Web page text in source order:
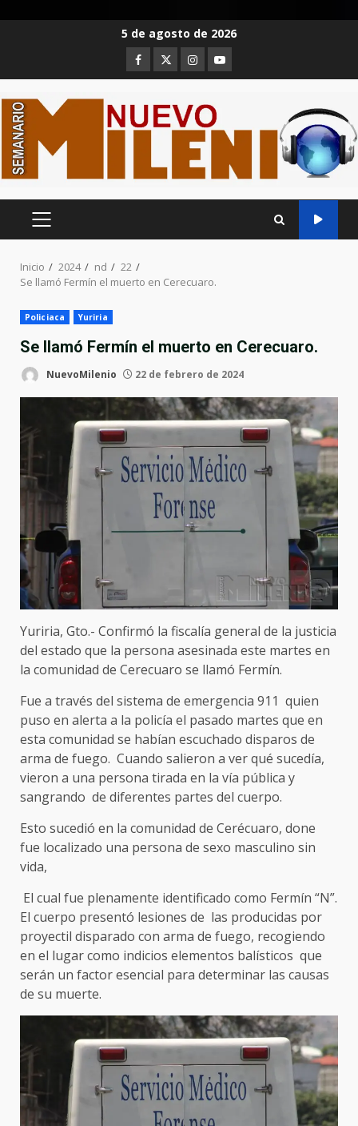
5 de agosto de 2026
Facebook
TwitterInstagram
Youtube
MENÚ
Inicio 2024 nd
22
Se llamó Fermín el muerto en Cerecuaro.
Policiaca Yuriria
Se llamó Fermín el muerto en Cerecuaro.
NuevoMilenio 22 de febrero de 2024
Yuriria, Gto.- Confirmó la fiscalía general de la justicia
del estado que la persona asesinada este martes en
la comunidad de Cerecuaro se llamó Fermín.
Fue a través del sistema de emergencia 911 quien
puso en alerta a la policía el pasado martes que en
esta comunidad se habían escuchado disparos de
arma de fuego. Cuando salieron a ver qué sucedía,
vieron a una persona tirada en la vía pública y
sangrando de diferentes partes del cuerpo.
Esto sucedió en la comunidad de Cerécuaro, done
fue localizado una persona de sexo masculino sin
vida,
El cual fue plenamente identificado como Fermín “N”.
El cuerpo presentó lesiones de las producidas por
proyectil disparado con arma de fuego, recogiendo
en el lugar como indicios elementos balísticos que
serán un factor esencial para determinar las causas
de su muerte.